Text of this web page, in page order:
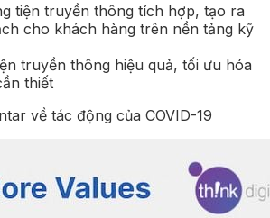
tiện truyền thông tích hợp, tạo ra
cho khách hàng trên nền tảng kỹ
truyền thông hiệu quả, tối ưu hóa
thiết
về tác động của COVID-19